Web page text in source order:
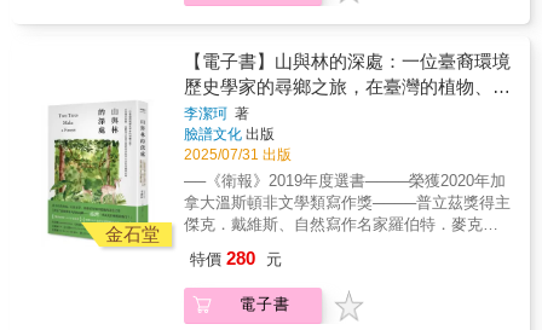
了冰山下未知的心路冒險、向內的自我探尋
——楊力州與南極共振，經歷了一場深刻的心
靈轉化。「謙卑走過已知、勇敢探尋未知，我
嘗試呈現一個迴蕩在宇宙之間、立體的全景南
極」書中重現1911年首抵南極點的「阿蒙森路
線」，探討阿蒙森（Roald Amundsen）的挪威
探險隊，如何以靈活策略、先進輕便裝備、募
集充沛資金與技術，後來先到，成功插旗南極
成爲世紀英雄，被視為開創現代探險的里程
碑。而吞敗的史考特上校（Robert Falcon
Scott）英國探險隊，回程時體力資源耗盡，卻
全員犧牲。他們找到證明達爾文進化論的舌羊
齒化石，以及地磁觀察、地質鎚、經緯儀、氣
象百葉箱、浮游生物網等數十項研究，為後世
聞體悟。令人動容的是，藤原新也全然融入其
中，多次讓自己置身火化屍體現場，透過鏡頭
貼身見證印度人在面對生與死的矛盾，以及了
解他們不得不自然以待的順應之道。印度，是
個可以目睹生命現場的地方，大自然的各種生
命，獨自帶著強烈的個性，以自己想要的面貌
活著。 印度，是個可以目睹生命現場的地方，
藤原新也以初生之犢的勇氣直視死亡的臉譜，
從觀望、迷惑、沉重到融合，他找到了重新觀
照印度的方式，「與其用人原本有限的力氣大
身來順應一切的矛盾……」
行的日子，李潔珂就會被送到外公外婆家，也
因此，外公與外婆是她童年時重要的陪伴者。
但到了李潔珂進入青春期，不多話但總面帶微
笑的外公，因阿茲海默症逐漸忘了她是誰，最
後被送回故鄉臺灣高雄的安養院，不久後與世
長辭；隨著衰老變得更加暴躁易怒的外婆，也
在數年後離世。母親家族過往的故事，眼看就
要從此消逝──但就在外婆留下的滿屋遺物中，
李潔珂的母親意外發現了一件重要的東西：一
封外公的信。這封信中共有二十多張信紙，內
容是他一生的自傳，可回溯到他在中國的童
長，在抗日戰爭期間成為中華民國空軍飛虎隊
（美籍志願大隊）一員，以及1949年隨國民黨
來到臺灣擔任空軍教練的日子。寫到末尾，這
他旅者眼中所見並沒兩樣：髒污、擁擠、紛
亂、躁動，甚至帶點滑稽的矛盾。 這是一場清
狂歲月的浪蕩痕跡，不矯情不預設立場，因此
能以青春的眼界，從觀望、迷惑、沉重到融
合，深刻體悟到如何順應印度的方式。然而，
經歷多年後，已是壯年的藤原新也在面對與當
初踏足印度時同樣年紀的年輕人提問「為何要
去印度？」時，當年那才20歲出頭的年輕小伙
形貌如顯影般浮現眼前。是啊，藤原新也開始
向自己索求答案：為什麼要去印度？
樣子。身形癯瘦，頭髮很長，鬍鬚有如亂草，
突出的顴骨因為強烈日曬而泛光。儘管看起來
金石堂
【電子書】山與林的深處：一位臺裔環境
歷史學家的尋鄉之旅，在臺灣的植物、島
嶼風光和歷史間探尋家族與自身的來處與
記憶
李潔珂 著
臉譜文化 出版
2025/07/31 出版
──《衛報》2019年度選書────榮獲2020年加
拿大溫斯頓非文學類寫作獎────普立茲獎得主
傑克．戴維斯、自然寫作名家羅伯特．麥克法
紀實和回憶錄的詩意之作「孕育了我親愛家人
們的島嶼──臺灣，究竟是什麼樣的地方？」吳
建龍 臺灣猛禽研究會理事長吳怡慈 鬼島之
特價 280 元
電子書